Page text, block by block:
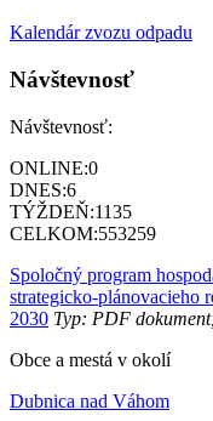
Kalendár zvozu odpadu
Návštevnosť
Návštevnosť:
ONLINE:0
DNES:6
TÝŽDEŇ:1135
CELKOM:553259
Spoločný program
strategicko-plánovacieho
2030 Typ: PDF
Obce a mestá v okolí
Dubnica nad Váhom